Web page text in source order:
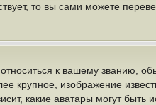
то вы сами можете
к вашему званию,
крупное, изображение
какие аватары могут